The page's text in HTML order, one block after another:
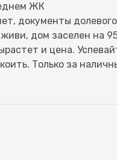
ЖК
документы
дом заселен на
и цена.